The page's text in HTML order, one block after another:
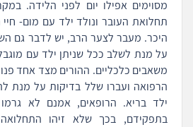
מסוימים אפילו יום לפני הלידה.
תחלואת העובר ונולד ילד עם מום-
היכר. מעבר לצער הרב, יש לדבר גם
על מנת לשלב ככל שניתן ילד עם
משאבים כלכליים. ההורים מצד אחד
הרפואה ועברו שלל בדיקות על מנת
ילד בריא. הרופאים, אמנם לא
בתפקידם, בכך שלא זיהו